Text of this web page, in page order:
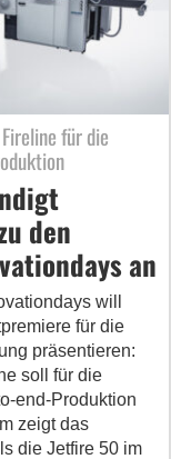
für die
den
an
will
für die
präsentieren:
soll für die
end-Produktion
zeigt das
die Jetfire 50 im